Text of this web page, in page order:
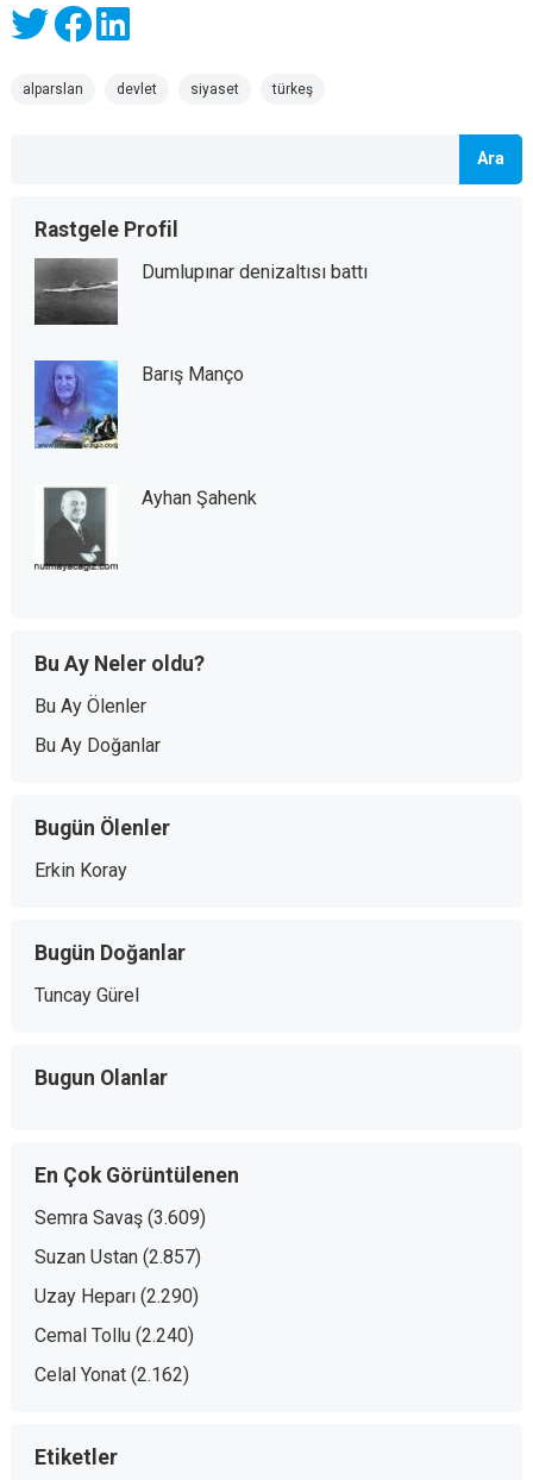
alparslan devlet siyaset türkeş
Ara
Rastgele Profil
Dumlupınar denizaltısı battı
Barış Manço
Ayhan Şahenk
Bu Ay Neler oldu?
Bu Ay Ölenler
Bu Ay Doğanlar
Bugün Ölenler
Erkin Koray
Bugün Doğanlar
Tuncay Gürel
Bugun Olanlar
En Çok Görüntülenen
Semra Savaş (3.609)
Suzan Ustan (2.857)
Uzay Heparı (2.290)
Cemal Tollu (2.240)
Celal Yonat (2.162)
Etiketler